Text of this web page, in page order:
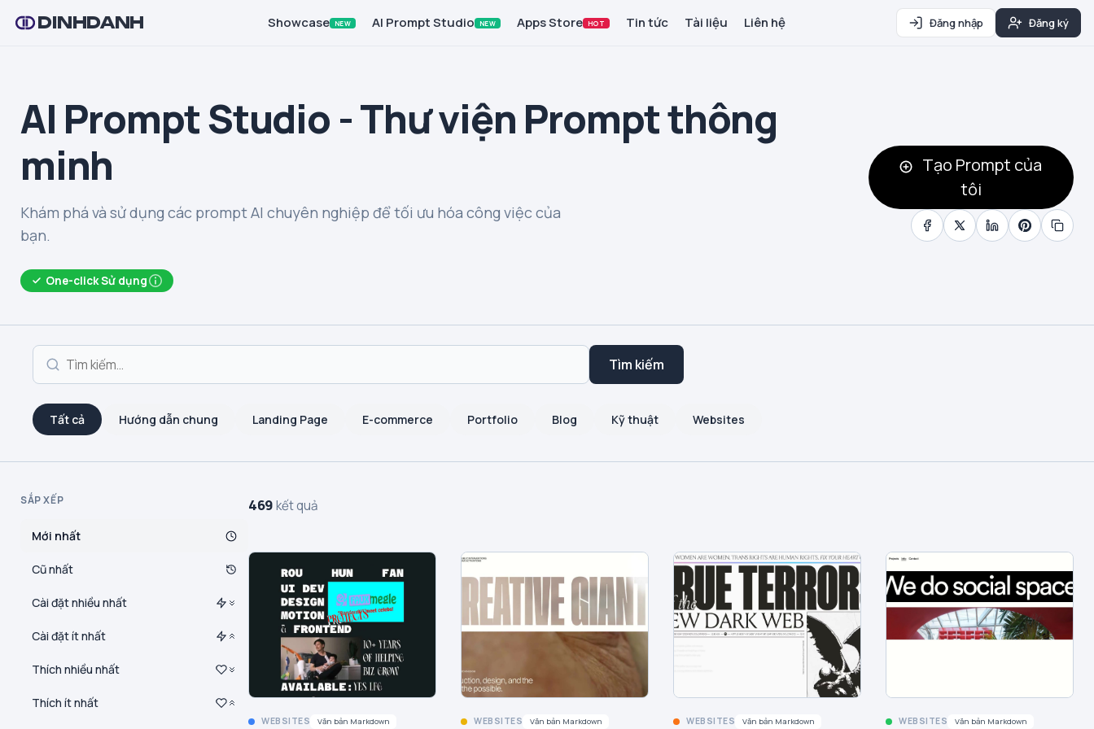
DINHDANH Showcase NEW AI Prompt Studio NEW Apps Store HOT Tin tức Tài liệu Liên hệ Đăng nhập Đăng ký
AI Prompt Studio - Thư viện Prompt thông
minh
Khám phá và sử dụng các prompt AI chuyên nghiệp để tối ưu hóa công việc của
bạn.
One-click Sử dụng
Tạo Prompt của
tôi
Tìm kiếm
Tất cả Hướng dẫn chung Landing Page E-commerce Portfolio Blog Kỹ thuật Websites
SẮP XẾP
Mới nhất
Cũ nhất
Cài đặt nhiều nhất
Cài đặt ít nhất
Thích nhiều nhất
Thích ít nhất
469kết quả
WEBSITES
Văn bản Markdown
WEBSITES
Văn bản Markdown
WEBSITES
Văn bản Markdown
WEBSITES
Văn bản Markdown